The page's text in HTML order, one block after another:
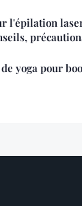
l'épilation
yoga pour